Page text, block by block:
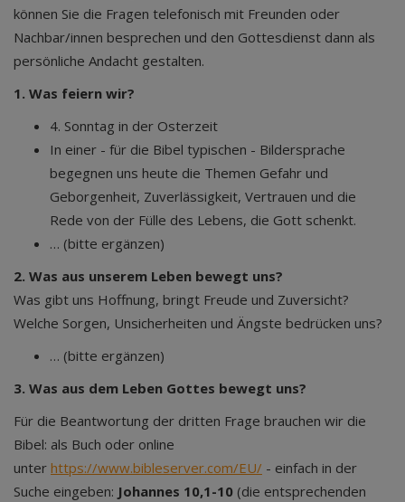
können Sie die Fragen telefonisch mit Freunden oder
Nachbar/innen besprechen und den Gottesdienst dann als
persönliche Andacht gestalten.
1. Was feiern wir?
4. Sonntag in der Osterzeit
In einer - für die Bibel typischen - Bildersprache
begegnen uns heute die Themen Gefahr und
Geborgenheit, Zuverlässigkeit, Vertrauen und die
Rede von der Fülle des Lebens, die Gott schenkt.
… (bitte ergänzen)
2. Was aus unserem Leben bewegt uns?
Was gibt uns Hoffnung, bringt Freude und Zuversicht?
Welche Sorgen, Unsicherheiten und Ängste bedrücken uns?
… (bitte ergänzen)
3. Was aus dem Leben Gottes bewegt uns?
Für die Beantwortung der dritten Frage brauchen wir die
Bibel: als Buch oder online
unter https://www.bibleserver.com/EU/ - einfach in der
Suche eingeben: Johannes 10,1-10 (die entsprechenden